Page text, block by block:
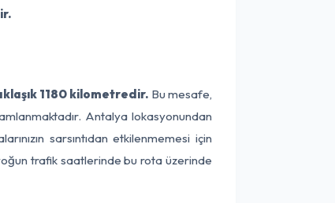
1180 kilometredir. Bu mesafe,
Antalya lokasyonundan
sarsıntıdan etkilenmemesi için
trafik saatlerinde bu rota üzerinde